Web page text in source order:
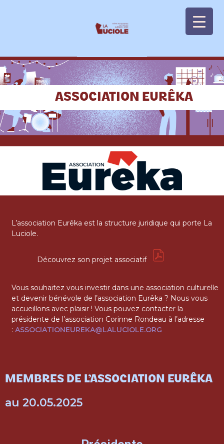
ASSOCIATION EURÊKA
L’association Eurêka est la structure juridique qui porte La
Luciole.
Découvrez son projet associatif
Vous souhaitez vous investir dans une association culturelle
et devenir bénévole de l’association Eurêka ? Nous vous
accueillons avec plaisir ! Vous pouvez contacter la
présidente de l’association Corinne Rondeau à l’adresse
: ASSOCIATIONEUREKA@LALUCIOLE.ORG
MEMBRES DE L’ASSOCIATION EURÊKA
au 20.05.2025